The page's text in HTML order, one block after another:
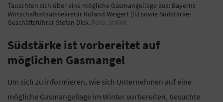
Tauschten sich über eine mögliche Gasmangellage aus: Bayerns
Wirtschaftsstaatssekretär Roland Weigert (li.) sowie Südstärke-
Geschäftsführer Stefan Dick. Foto: StMWi
Südstärke ist vorbereitet auf
möglichen Gasmangel
Um sich zu informieren, wie sich Unternehmen auf eine
mögliche Gasmangellage im Winter vorbereiten, besuchte